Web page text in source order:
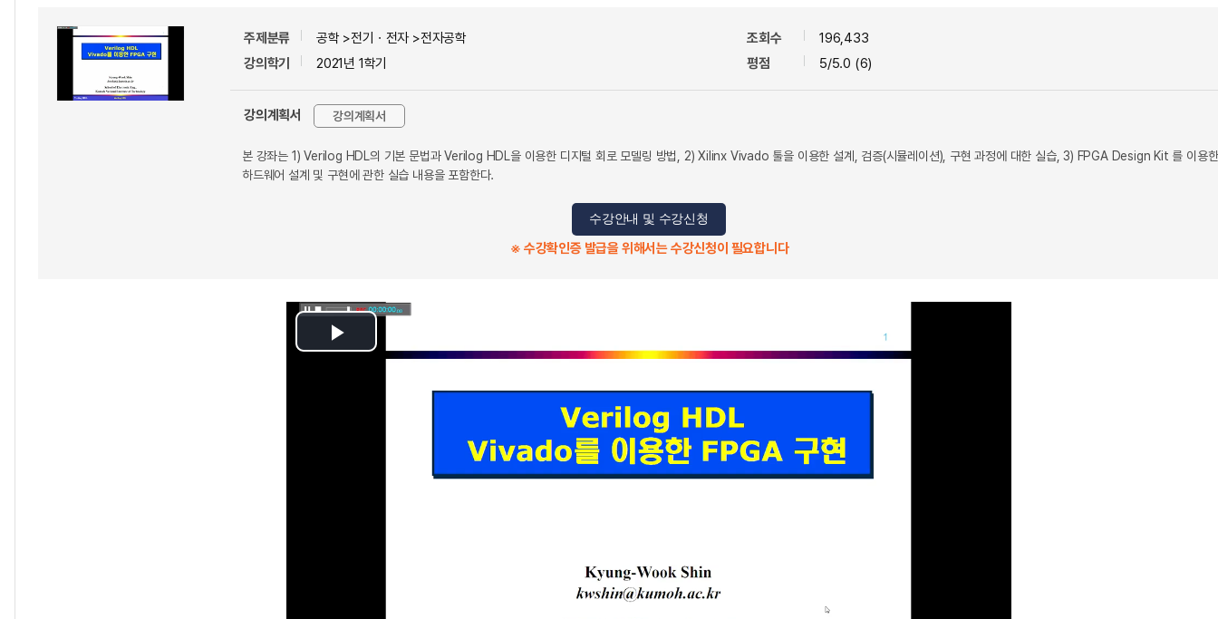
주제분류
공학 >전기ㆍ전자 >전자공학
강의학기
2021년 1학기
조회수
196,433
평점
5/5.0 (6)
강의계획서 강의계획서
본 강좌는 1) Verilog HDL의 기본 문법과 Verilog HDL을 이용한 디지털 회로 모델링 방법, 2) Xilinx Vivado 툴을 이용한 설계, 검증(시뮬레이션), 구현 과정에 대한 실습, 3) FPGA Design Kit 를 이용한
하드웨어 설계 및 구현에 관한 실습 내용을 포함한다.
수강안내 및 수강신청
※ 수강확인증 발급을 위해서는 수강신청이 필요합니다
Play